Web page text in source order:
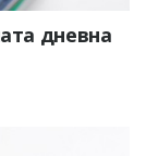
дневна